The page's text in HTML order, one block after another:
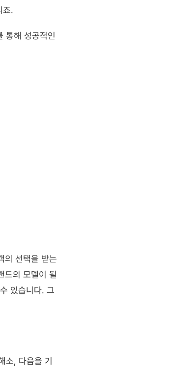
죠.
통해 성공적인
의 선택을 받는
드의 모델이 될
있습니다. 그
소, 다음을 기